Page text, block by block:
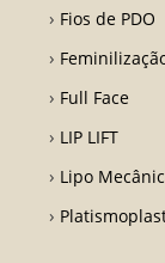
Fios de PDO
Full Face
LIP LIFT
Lipo